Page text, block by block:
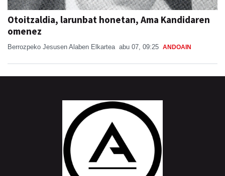
Otoitzaldia, larunbat honetan, Ama Kandidaren
omenez
Berrozpeko Jesusen Alaben Elkartea abu 07, 09:25 ANDOAIN